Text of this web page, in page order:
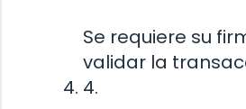
Se requiere su
validar la
4.